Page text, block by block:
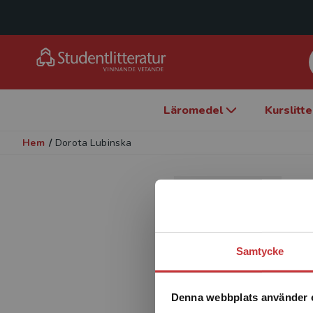
Samtycke
Denna webbplats använder
Läromedel
Hem / Dorota Lubinska